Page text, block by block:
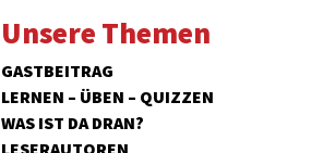
Unsere Themen
GASTBEITRAG
LERNEN – ÜBEN – QUIZZEN
WAS IST DA DRAN?
LESERAUTOREN